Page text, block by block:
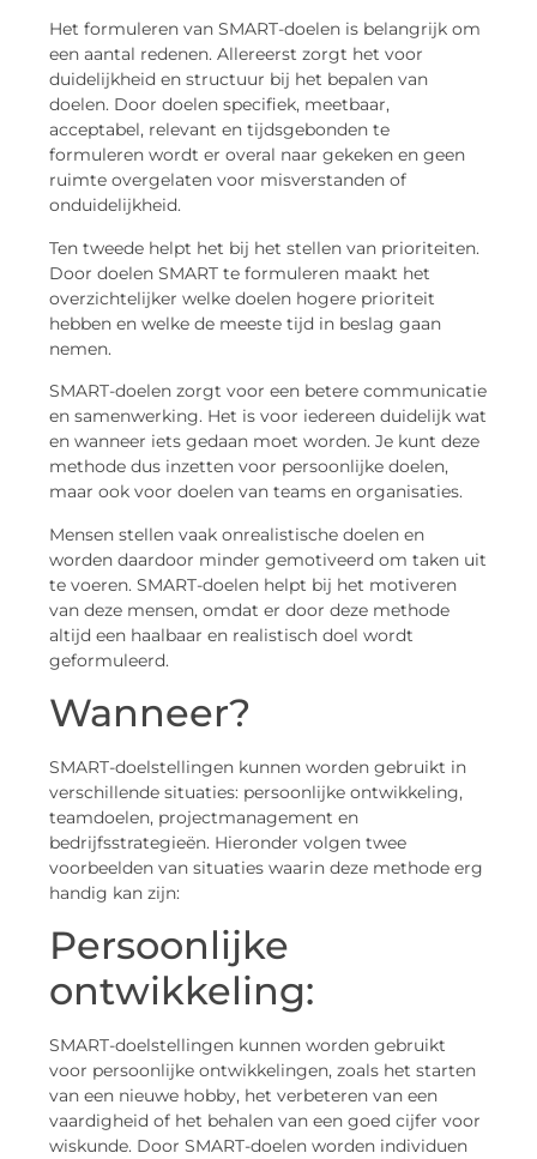
Het formuleren van SMART-doelen is belangrijk om
een aantal redenen. Allereerst zorgt het voor
duidelijkheid en structuur bij het bepalen van
doelen. Door doelen specifiek, meetbaar,
acceptabel, relevant en tijdsgebonden te
formuleren wordt er overal naar gekeken en geen
ruimte overgelaten voor misverstanden of
onduidelijkheid.
Ten tweede helpt het bij het stellen van prioriteiten.
Door doelen SMART te formuleren maakt het
overzichtelijker welke doelen hogere prioriteit
hebben en welke de meeste tijd in beslag gaan
nemen.
SMART-doelen zorgt voor een betere communicatie
en samenwerking. Het is voor iedereen duidelijk wat
en wanneer iets gedaan moet worden. Je kunt deze
methode dus inzetten voor persoonlijke doelen,
maar ook voor doelen van teams en organisaties.
Mensen stellen vaak onrealistische doelen en
worden daardoor minder gemotiveerd om taken uit
te voeren. SMART-doelen helpt bij het motiveren
van deze mensen, omdat er door deze methode
altijd een haalbaar en realistisch doel wordt
geformuleerd.
Wanneer?
SMART-doelstellingen kunnen worden gebruikt in
verschillende situaties: persoonlijke ontwikkeling,
teamdoelen, projectmanagement en
bedrijfsstrategieën. Hieronder volgen twee
voorbeelden van situaties waarin deze methode erg
handig kan zijn:
Persoonlijke
ontwikkeling:
SMART-doelstellingen kunnen worden gebruikt
voor persoonlijke ontwikkelingen, zoals het starten
van een nieuwe hobby, het verbeteren van een
vaardigheid of het behalen van een goed cijfer voor
wiskunde. Door SMART-doelen worden individuen